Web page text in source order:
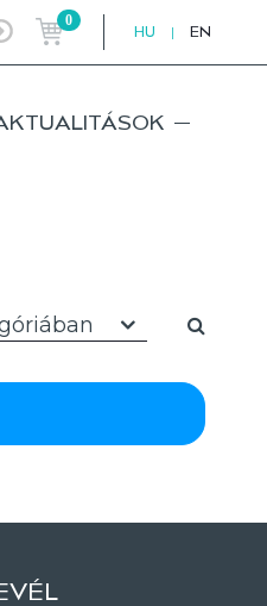
0
HU | EN